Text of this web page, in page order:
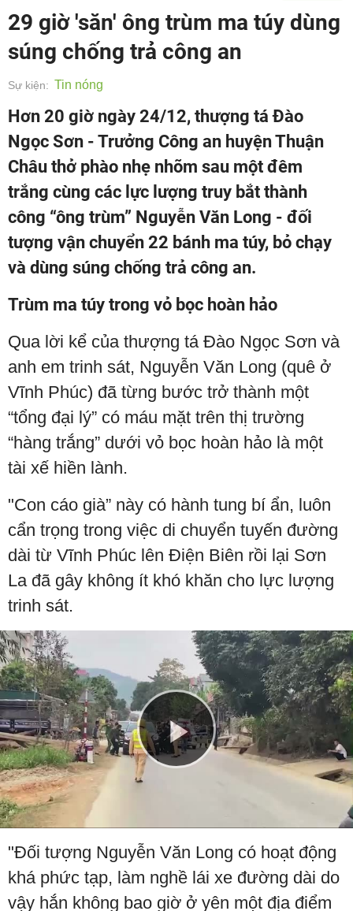
29 giờ 'săn' ông trùm ma túy dùng
súng chống trả công an
Sự kiện: Tin nóng
Hơn 20 giờ ngày 24/12, thượng tá Đào
Ngọc Sơn - Trưởng Công an huyện Thuận
Châu thở phào nhẹ nhõm sau một đêm
trắng cùng các lực lượng truy bắt thành
công “ông trùm” Nguyễn Văn Long - đối
tượng vận chuyển 22 bánh ma túy, bỏ chạy
và dùng súng chống trả công an.
Trùm ma túy trong vỏ bọc hoàn hảo
Qua lời kể của thượng tá Đào Ngọc Sơn và
anh em trinh sát, Nguyễn Văn Long (quê ở
Vĩnh Phúc) đã từng bước trở thành một
“tổng đại lý” có máu mặt trên thị trường
“hàng trắng” dưới vỏ bọc hoàn hảo là một
tài xế hiền lành.
"Con cáo già” này có hành tung bí ẩn, luôn
cẩn trọng trong việc di chuyển tuyến đường
dài từ Vĩnh Phúc lên Điện Biên rồi lại Sơn
La đã gây không ít khó khăn cho lực lượng
trinh sát.
Play
Video
"Đối tượng Nguyễn Văn Long có hoạt động
khá phức tạp, làm nghề lái xe đường dài do
vậy hắn không bao giờ ở yên một địa điểm